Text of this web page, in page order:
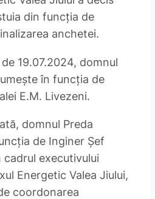
din funcția de
anchetei.
19.07.2024, domnul
în funcția de
E.M. Livezeni.
domnul Preda
de Inginer Șef
executivului
Energetic Valea Jiului,
coordonarea